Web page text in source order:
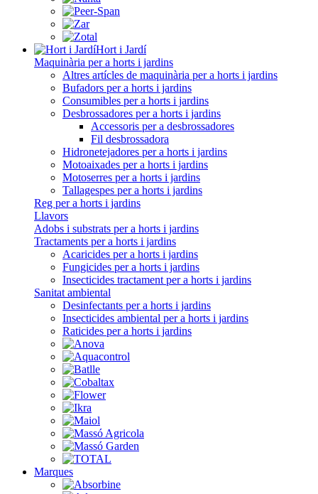
Hort i Jardí
Maquinària per a horts i jardins
Altres artícles de maquinària per a horts i jardins
Bufadors per a horts i jardins
Consumibles per a horts i jardins
Desbrossadores per a horts i jardins
Accessoris per a desbrossadores
Fil desbrossadora
Hidronetejadores per a horts i jardins
Motoaixades per a horts i jardins
Motoserres per a horts i jardins
Tallagespes per a horts i jardins
Reg per a horts i jardins
Llavors
Adobs i substrats per a horts i jardins
Tractaments per a horts i jardins
Acaricides per a horts i jardins
Fungicides per a horts i jardins
Insecticides tractament per a horts i jardins
Sanitat ambiental
Desinfectants per a horts i jardins
Insecticides ambiental per a horts i jardins
Raticides per a horts i jardins
Marques